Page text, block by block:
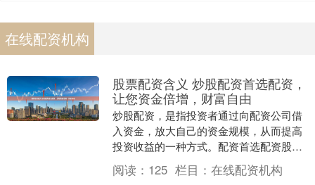
在线配资机构
股票配资含义 炒股配资首选配资，
让您资金倍增，财富自由
炒股配资，是指投资者通过向配资公司借
入资金，放大自己的资金规模，从而提高
投资收益的一种方式。配资首选配资股票
配资含义，让您资金倍增，财富自由。 股
票配资是一种融....
阅读： 125 栏目： 在线配资机构